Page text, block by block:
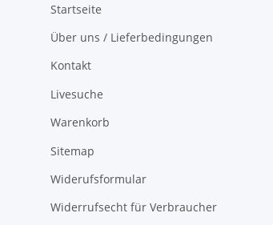
Startseite
Über uns / Lieferbedingungen
Kontakt
Livesuche
Warenkorb
Sitemap
Widerufsformular
Widerrufsecht für Verbraucher